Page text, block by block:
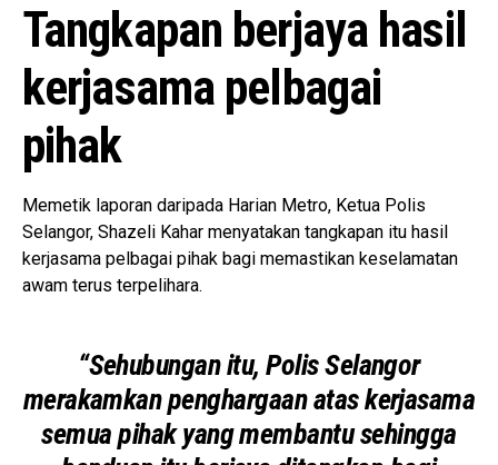
Tangkapan berjaya hasil
kerjasama pelbagai
pihak
Memetik laporan daripada Harian Metro, Ketua Polis
Selangor, Shazeli Kahar menyatakan tangkapan itu hasil
kerjasama pelbagai pihak bagi memastikan keselamatan
awam terus terpelihara.
“Sehubungan itu, Polis Selangor
merakamkan penghargaan atas kerjasama
semua pihak yang membantu sehingga